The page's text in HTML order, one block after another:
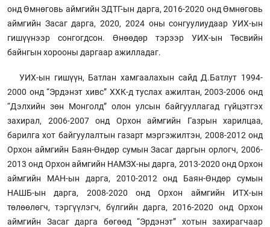
онд Өмнөговь аймгийн ЗДТГ-ын дарга, 2016-2020 онд Өмнөговь
аймгийн Засаг дарга, 2020, 2024 оны сонгуулиудаар УИХ-ын
гишүүнээр сонгогдсон. Өнөөдөр тэрээр УИХ-ын Төсвийн
байнгын хорооны даргаар ажилладаг.
УИХ-ын гишүүн, Батлан хамгаалахын сайд Д.Батлут 1994-
2000 онд “Эрдэнэт хивс” ХХК-д туслах ажилтан, 2003-2006 онд
“Дэлхийн зөн Монголд” олон улсын байгууллагад гүйцэтгэх
захирал, 2006-2007 онд Орхон аймгийн Газрын харилцаа,
барилга хот байгуулалтын газарт мэргэжилтэн, 2008-2012 онд
Орхон аймгийн Баян-Өндөр сумын Засаг даргын орлогч, 2006-
2013 онд Орхон аймгийн НАМЗХ-ны дарга, 2013-2020 онд Орхон
аймгийн МАН-ын дарга, 2010-2012 онд Баян-Өндөр сумын
НАШБ-ын дарга, 2008-2020 онд Орхон аймгийн ИТХ-ын
төлөөлөгч, тэргүүлэгч, бүлгийн дарга, 2016-2020 онд Орхон
аймгийн Засаг дарга бөгөөд “Эрдэнэт” хотын захирагчаар